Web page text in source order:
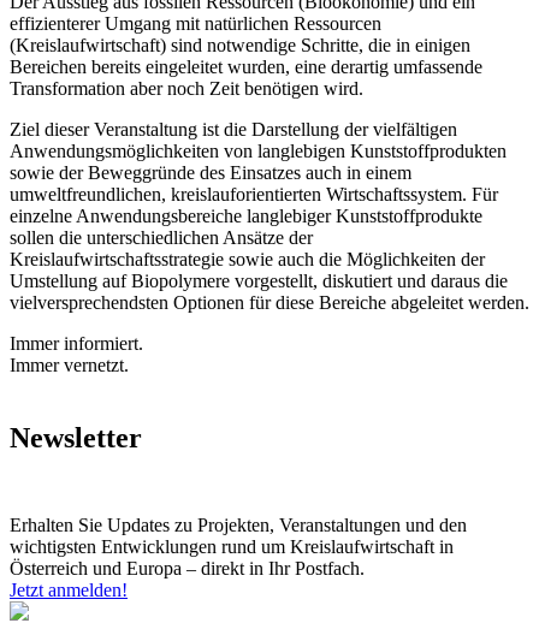
effizienterer Umgang mit natürlichen Ressourcen
(Kreislaufwirtschaft) sind notwendige Schritte, die in einigen
Bereichen bereits eingeleitet wurden, eine derartig umfassende
Transformation aber noch Zeit benötigen wird.
Ziel dieser Veranstaltung ist die Darstellung der vielfältigen
Anwendungsmöglichkeiten von langlebigen Kunststoffprodukten
sowie der Beweggründe des Einsatzes auch in einem
umweltfreundlichen, kreislauforientierten Wirtschaftssystem. Für
einzelne Anwendungsbereiche langlebiger Kunststoffprodukte
sollen die unterschiedlichen Ansätze der
Kreislaufwirtschaftsstrategie sowie auch die Möglichkeiten der
Umstellung auf Biopolymere vorgestellt, diskutiert und daraus die
vielversprechendsten Optionen für diese Bereiche abgeleitet werden.
Immer informiert.
Immer vernetzt.
Newsletter
Erhalten Sie Updates zu Projekten, Veranstaltungen und den
wichtigsten Entwicklungen rund um Kreislaufwirtschaft in
Österreich und Europa – direkt in Ihr Postfach.
Jetzt anmelden!